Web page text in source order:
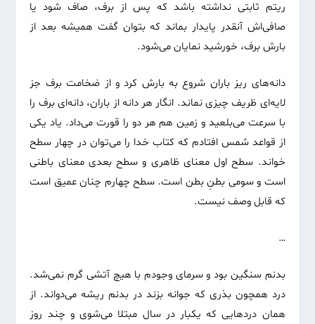
ریتم ثابتی نداشته باشد که پس از برف، صاف شود یا
صافی‌اش آنقدر پایدار بماند که بتوان گفت همیشه بعد از
بارش برف، خورشید نمایان می‌شود.
دانه‌های ریز باران شروع به بارش کرد و از ضخامت برف جز
لایه‌ای ظریف چیزی نماند. انگار هر دانه از باران‌، دانه‌ای برف را
با سرعت می‌بلعید و زمین هم هر دو را قورت می‌داد. یاد یکی
از قواعد شمس افتادم که کتاب خدا را می‌توان در چهار سطح
خواند. سطح اول معنای ظاهری و سطح بعدی معنای باطنی
است و سومی بطنِ بطن است. سطح چهارم چنان عمیق است
که قابل وصف نیست.
…
بدنم سنگین بود و سرمای وجودم با هیچ آتشی گرم نمی‌شد.
درد همچون بذری که جوانه بزند در بدنم ریشه می‌دواند. از
همان دردهایی که یکبار در سال مبتلا می‌شوی و چند روز